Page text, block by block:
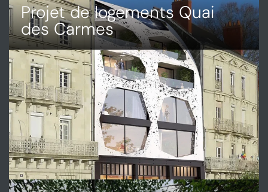
Projet de logements Quai
des Carmes DÉCOUVRIR
PROJET
DE
LOGEMENTS
QUAI
DES
CARMES